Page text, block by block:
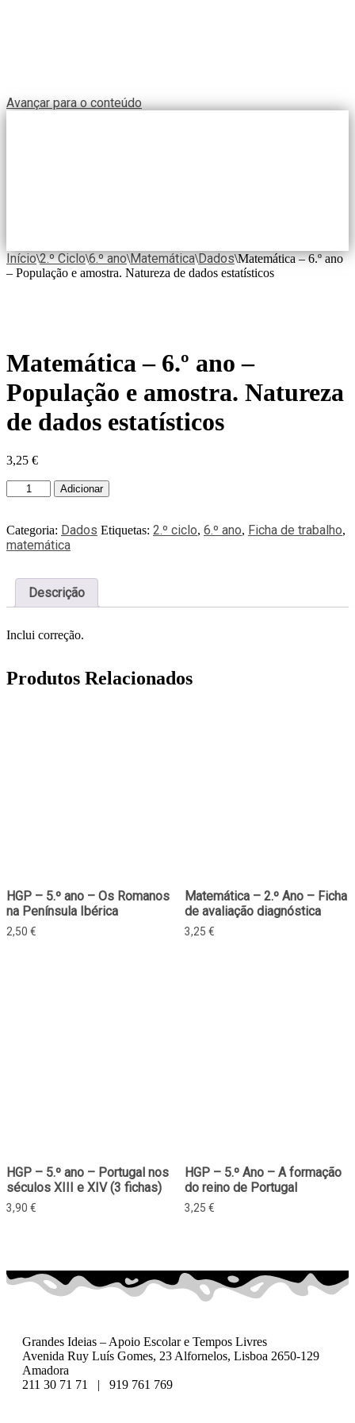
Avançar para o conteúdo
Início\2.º Ciclo\6.º ano\Matemática\Dados\Matemática – 6.º ano
– População e amostra. Natureza de dados estatísticos
Matemática – 6.º ano –
População e amostra. Natureza
de dados estatísticos
3,25 €
Adicionar
Categoria: Dados Etiquetas: 2.º ciclo, 6.º ano, Ficha de trabalho,
matemática
Descrição
Inclui correção.
Produtos Relacionados
HGP – 5.º ano – Os Romanos
na Península Ibérica
2,50 €
Matemática – 2.º Ano – Ficha
de avaliação diagnóstica
3,25 €
HGP – 5.º ano – Portugal nos
séculos XIII e XIV (3 fichas)
3,90 €
HGP – 5.º Ano – A formação
do reino de Portugal
3,25 €
Grandes Ideias – Apoio Escolar e Tempos Livres
Avenida Ruy Luís Gomes, 23 Alfornelos, Lisboa 2650-129
Amadora
211 30 71 71 | 919 761 769